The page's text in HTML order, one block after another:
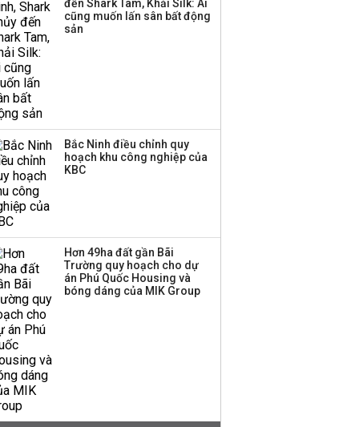
đến Shark Tam, Khải Silk: Ai
cũng muốn lấn sân bất động
sản
Bắc Ninh điều chỉnh quy
hoạch khu công nghiệp của
KBC
Hơn 49ha đất gần Bãi
Trường quy hoạch cho dự
án Phú Quốc Housing và
bóng dáng của MIK Group